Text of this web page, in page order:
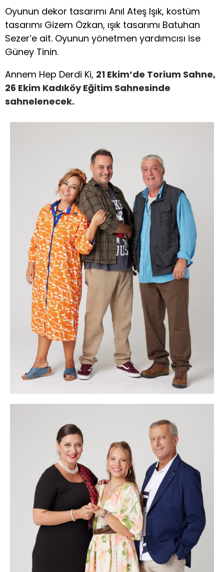
Oyunun dekor tasarımı Anıl Ateş Işık, kostüm
tasarımı Gizem Özkan, ışık tasarımı Batuhan
Sezer’e ait. Oyunun yönetmen yardımcısı ise
Güney Tinin.
Annem Hep Derdi Ki, 21 Ekim’de Torium Sahne,
26 Ekim Kadıköy Eğitim Sahnesinde
sahnelenecek.